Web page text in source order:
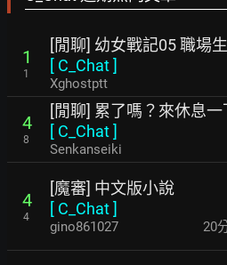
1
1
[閒聊] 幼女戰記05 職場
[ C_Chat]
Xghostptt
4
8
[閒聊] 累了嗎？來休息一
[ C_Chat]
Senkanseiki
4
4
[魔審] 中文版小說
[ C_Chat]
gino861027 21